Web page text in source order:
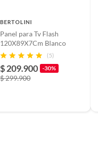
de devolución ingresa a
legal-retail
BERTOLINI
Panel para Tv Flash
120X89X7Cm Blanco
(5)
$ 209.900 -30%
$ 299.900